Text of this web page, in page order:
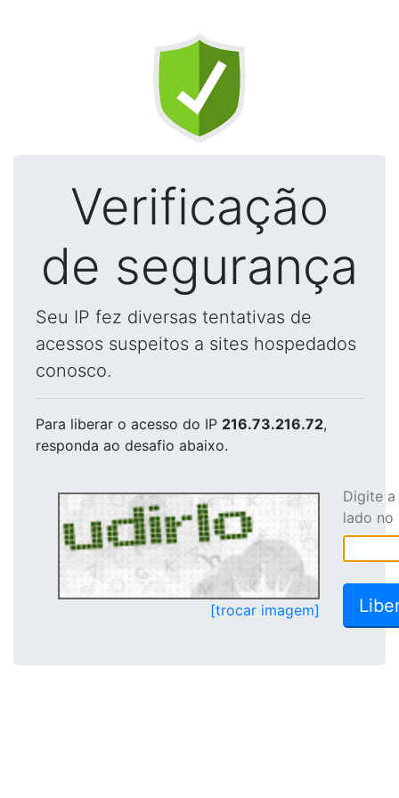
Verificação
de segurança
Seu IP fez diversas tentativas de
acessos suspeitos a sites hospedados
conosco.
Para liberar o acesso do IP 216.73.216.72,
responda ao desafio abaixo.
[trocar imagem]
Digite
lado no